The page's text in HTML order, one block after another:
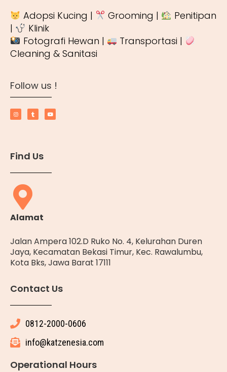
Adopsi Kucing |
Grooming |
Penitipan
|
Klinik
Fotografi Hewan |
Transportasi |
Cleaning & Sanitasi
Follow us !
Find Us
Alamat
Jalan Ampera 102.D Ruko No. 4, Kelurahan Duren
Jaya, Kecamatan Bekasi Timur, Kec. Rawalumbu,
Kota Bks, Jawa Barat 17111
Contact Us
0812-2000-0606
info@katzenesia.com
Operational Hours